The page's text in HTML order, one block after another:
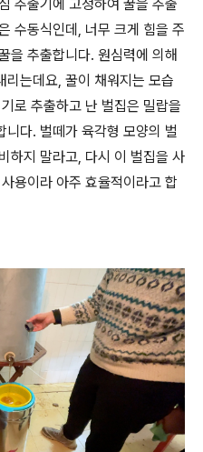
추출기에 고정하여 꿀을 추출
수동식인데, 너무 크게 힘을 주
을 추출합니다. 원심력에 의해
리는데요, 꿀이 채워지는 모습
로 추출하고 난 벌집은 밀랍을
다. 벌떼가 육각형 모양의 벌
하지 말라고, 다시 이 벌집을 사
용이라 아주 효율적이라고 합